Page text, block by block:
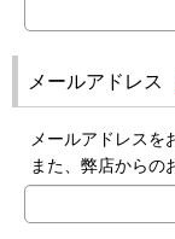
メールアドレス
メールアドレスを
また、弊店からの